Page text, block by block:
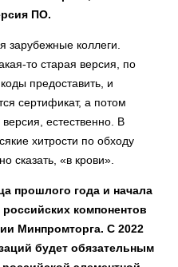
ПО.
зарубежные коллеги.
то старая версия, по
предоставить, и
сертификат, а потом
естественно. В
хитрости по обходу
сказать, «в крови».
прошлого года и начала
компонентов
Минпромторга. С 2022
будет обязательным